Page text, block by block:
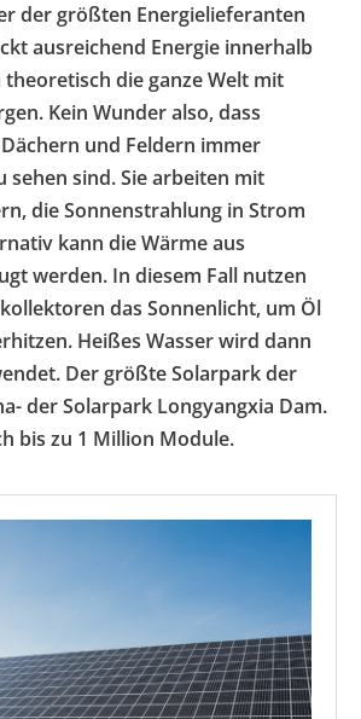
der größten Energielieferanten
ausreichend Energie innerhalb
die ganze Welt mit
Kein Wunder also, dass
und Feldern immer
sehen sind. Sie arbeiten mit
die Sonnenstrahlung in Strom
kann die Wärme aus
werden. In diesem Fall nutzen
das Sonnenlicht, um Öl
Heißes Wasser wird dann
Der größte Solarpark der
der Solarpark Longyangxia Dam.
bis zu 1 Million Module.